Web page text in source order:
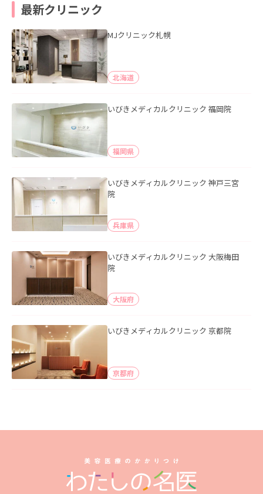
最新クリニック
MJクリニック札幌
北海道
いびきメディカルクリニック 福岡院
福岡県
いびきメディカルクリニック 神戸三宮
院
兵庫県
いびきメディカルクリニック 大阪梅田
院
大阪府
いびきメディカルクリニック 京都院
京都府